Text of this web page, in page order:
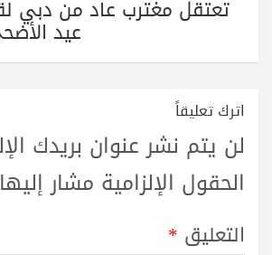
تعتقل مغترب عاد من دبي
عيد
اترك تعليقاً
لن يتم نشر عنوان بريدك
الحقول الإلزامية مشار
التعليق *